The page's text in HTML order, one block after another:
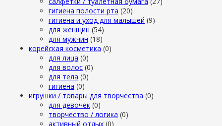
гигиена полости рта (20)
гигиена и уход для малышей (9)
для женщин (54)
для мужчин (18)
корейская косметика (0)
для лица (0)
для волос (0)
для тела (0)
гигиена (0)
игрушки / товары для творчества (0)
для девочек (0)
творчество / логика (0)
активный отдых (0)